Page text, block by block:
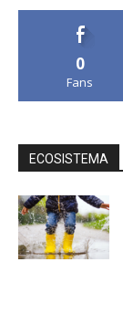
0
Fans
ECOSISTEMA